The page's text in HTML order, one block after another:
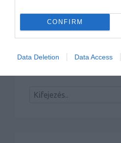
CONFIRM
Data Deletion Data Access